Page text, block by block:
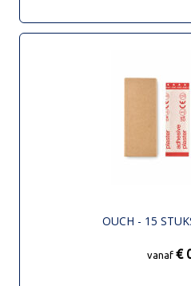
OUCH - 15
vanaf €